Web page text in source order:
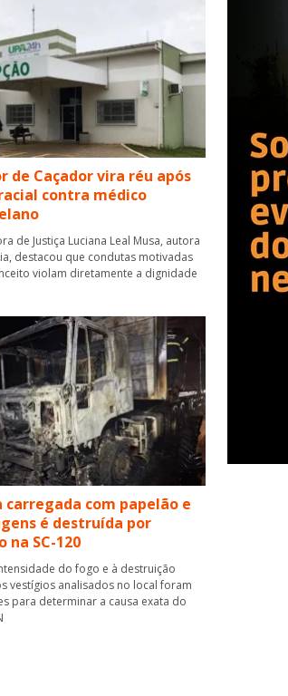
de Caçador vira réu após
contra médico
de Justiça Luciana Leal Musa, autora
destacou que condutas motivadas
violam diretamente a dignidade
carregada com papelão e
é destruída por
na SC-120
do fogo e à destruição
vestígios analisados no local foram
para determinar a causa exata do